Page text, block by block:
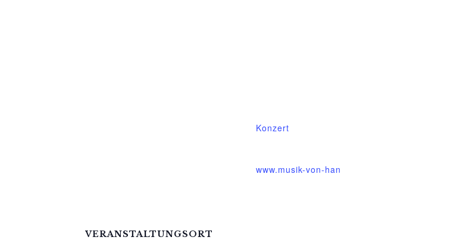
Konzert
www.musik-von-han
VERANSTALTUNGSORT